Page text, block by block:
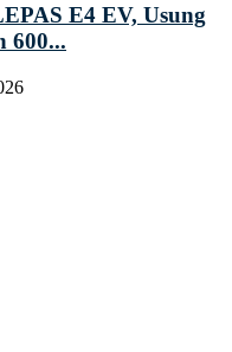
E4 EV, Usung
600...